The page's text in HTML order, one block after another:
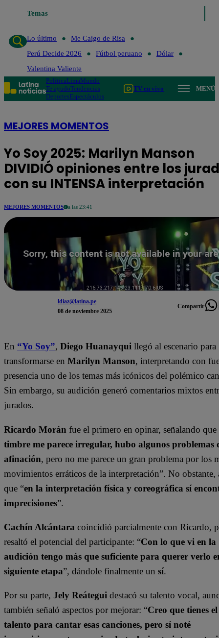
Temas
Lo último
Me Caigo de Risa
Perú Decide 2026
Fútbol peruano
Dólar
Valentina Valiente
PolíticaLimaMundo
Te ayudoTendencias
DeportesEspectáculos
TV en vivo MENÚ
MEJORES MOMENTOS
Yo Soy 2025: Marilyn Manson
DIVIDIÓ opiniones entre los
con su INTENSA interpretación
MEJORES MOMENTOS a las 23:41
ldiaz@latina.pe
08 de noviembre 2025
Compartir
En “Yo Soy”, Diego Huanayqui llegó al escenario para
transformarse en Marilyn Manson, interpretando con
presencia uno de los temas más icónicos del polémico
Sin embargo, su audición generó comentarios mixtos
jurados.
Ricardo Morán fue el primero en opinar, señalando que
timbre me parece irregular, hubo algunos problemas
afinación, pero no me parece un gran problema por los
movimientos erráticos de la interpretación”. No obstante,
que “en la interpretación física y coreográfica sí
imprecisiones”.
Cachín Alcántara coincidió parcialmente con Ricardo,
resaltó el potencial del participante: “Con lo que vi en la
audición tengo más que suficiente para querer verlo
siguiente etapa”, dándole finalmente un sí.
Por su parte, Jely Reátegui destacó su talento vocal,
también señaló aspectos por mejorar: “Creo que tienes el
talento para cantar esas canciones, pero sí noté